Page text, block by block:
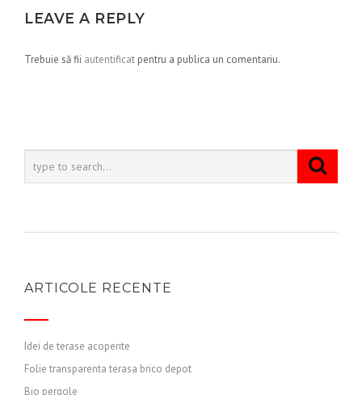
LEAVE A REPLY
Trebuie să fii autentificat pentru a publica un comentariu.
ARTICOLE RECENTE
Idei de terase acoperite
Folie transparenta terasa brico depot
Bio pergole